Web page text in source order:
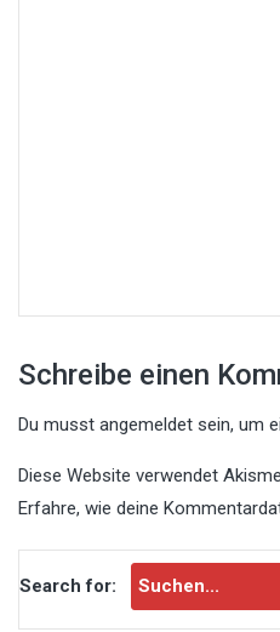
Schreibe einen
Du musst angemeldet sein, um
Diese Website verwendet
Erfahre, wie deine
Search for: